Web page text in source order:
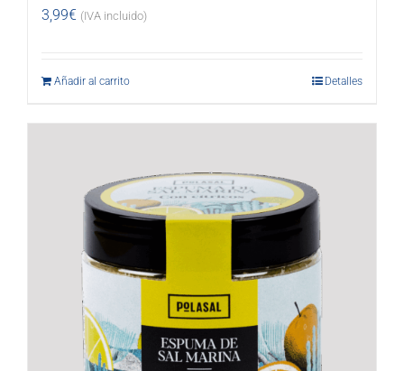
3,99€ (IVA incluido)
Añadir al carrito Detalles